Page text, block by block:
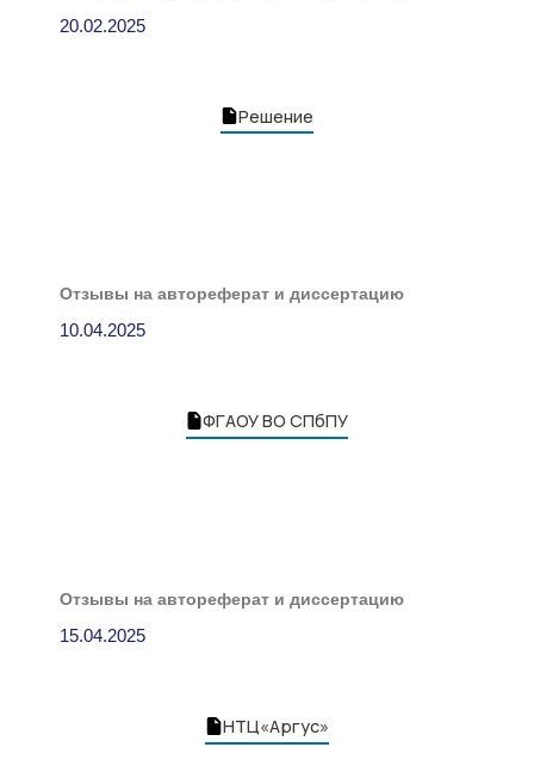
20.02.2025
Решение
Отзывы на автореферат и диссертацию
10.04.2025
ФГАОУ ВО СПбПУ
Отзывы на автореферат и диссертацию
15.04.2025
НТЦ«Аргус»